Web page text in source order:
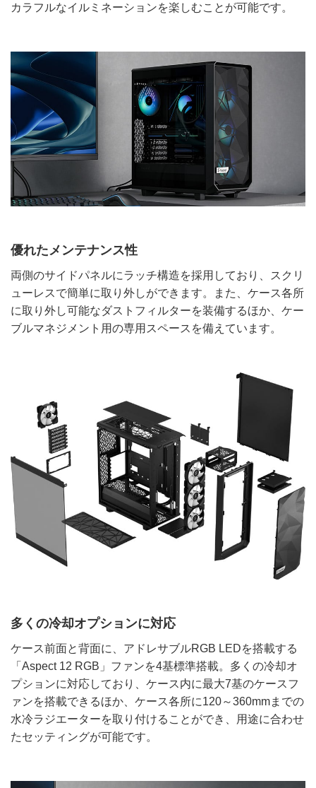
カラフルなイルミネーションを楽しむことが可能です。
優れたメンテナンス性
両側のサイドパネルにラッチ構造を採用しており、スクリ
ューレスで簡単に取り外しができます。また、ケース各所
に取り外し可能なダストフィルターを装備するほか、ケー
ブルマネジメント用の専用スペースを備えています。
多くの冷却オプションに対応
ケース前面と背面に、アドレサブルRGB LEDを搭載する
「Aspect 12 RGB」ファンを4基標準搭載。多くの冷却オ
プションに対応しており、ケース内に最大7基のケースフ
ァンを搭載できるほか、ケース各所に120～360mmまでの
水冷ラジエーターを取り付けることができ、用途に合わせ
たセッティングが可能です。